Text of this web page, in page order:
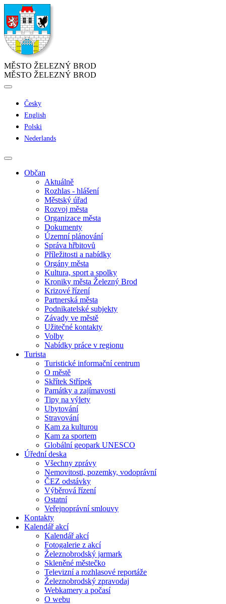
MĚSTO ŽELEZNÝ BROD
MĚSTO ŽELEZNÝ BROD
Česky
English
Polski
Nederlands
Občan
Aktuálně
Rozhlas - hlášení
Městský úřad
Rozvoj města
Organizace města
Dokumenty
Územní plánování
Správa hřbitovů
Příležitosti a nabídky
Orgány města
Kultura, sport a spolky
Kroniky města Železný Brod
Krizové řízení
Partnerská města
Podnikatelské subjekty
Závady ve městě
Užitečné kontakty
Volby
Nabídky práce v regionu
Turista
Turistické informační centrum
O městě
Skřítek Střípek
Památky a zajímavosti
Tipy na výlety
Ubytování
Stravování
Kam za kulturou
Kam za sportem
Globální geopark UNESCO
Úřední deska
Všechny zprávy
Nemovitosti, pozemky, vodoprávní
ČEZ odstávky
Výběrová řízení
Ostatní
Veřejnoprávní smlouvy
Kontakty
Kalendář akcí
Kalendář akcí
Fotogalerie z akcí
Železnobrodský jarmark
Skleněné městečko
Televizní a rozhlasové reportáže
Železnobrodský zpravodaj
Webkamery a počasí
O webu